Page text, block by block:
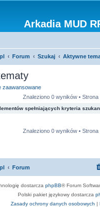
Arkadia MUD
Forum Szukaj Aktywne
zaawansowane
Znaleziono 0 wyników • Strona
spełniających kryteria
Znaleziono 0 wyników • Strona
Forum
dostarcza phpBB® Forum
Polski pakiet językowy dostarcza
Zasady ochrony danych osobowych |